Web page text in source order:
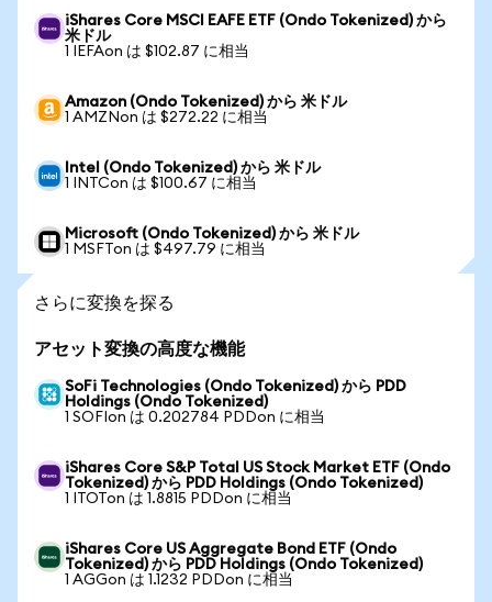
iShares Core MSCI EAFE ETF (Ondo Tokenized) から
米ドル
1 IEFAon は $102.87 に相当
Amazon (Ondo Tokenized) から 米ドル
1 AMZNon は $272.22 に相当
Intel (Ondo Tokenized) から 米ドル
1 INTCon は $100.67 に相当
Microsoft (Ondo Tokenized) から 米ドル
1 MSFTon は $497.79 に相当
さらに変換を探る
アセット変換の高度な機能
SoFi Technologies (Ondo Tokenized) から PDD
Holdings (Ondo Tokenized)
1 SOFIon は 0.202784 PDDon に相当
iShares Core S&P Total US Stock Market ETF (Ondo
Tokenized) から PDD Holdings (Ondo Tokenized)
1 ITOTon は 1.8815 PDDon に相当
iShares Core US Aggregate Bond ETF (Ondo
Tokenized) から PDD Holdings (Ondo Tokenized)
1 AGGon は 1.1232 PDDon に相当